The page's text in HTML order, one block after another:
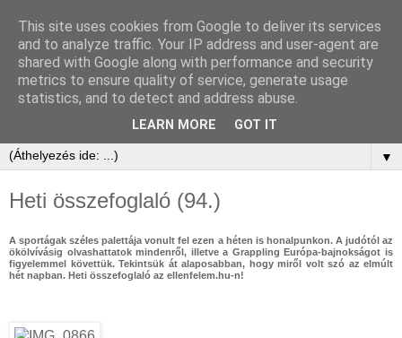
▼
Heti összefoglaló (94.)
A sportágak széles palettája vonult fel ezen a héten is honalpunkon. A judótól az
ökölvívásig olvashattatok mindenről, illetve a Grappling Európa-bajnokságot is
figyelemmel követtük. Tekintsük át alaposabban, hogy miről volt szó az elmúlt
hét napban. Heti összefoglaló az ellenfelem.hu-n!
This site uses cookies from Google to deliver its services
and to analyze traffic. Your IP address and user-agent are
shared with Google along with performance and security
metrics to ensure quality of service, generate usage
statistics, and to detect and address abuse.
LEARN MORE GOT IT